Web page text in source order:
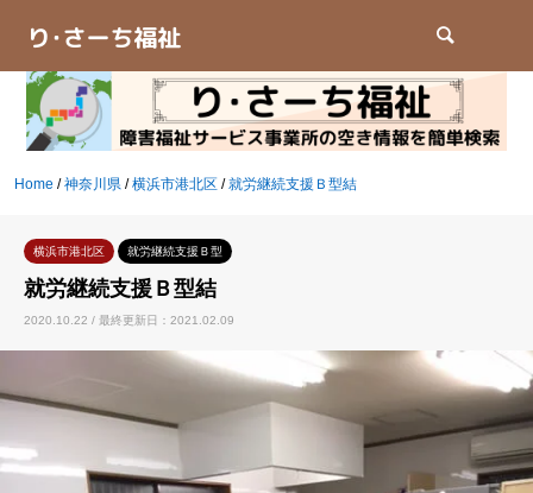
Home /神奈川県 /横浜市港北区 /就労継続支援Ｂ型結
横浜市港北区 就労継続支援Ｂ型
就労継続支援Ｂ型結
2020.10.22 / 最終更新日：2021.02.09